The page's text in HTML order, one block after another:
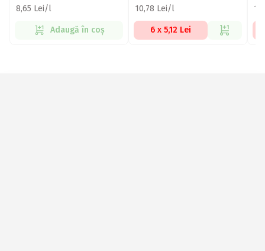
8,65 Lei/l
Adaugă în coș
10,78 Lei/l
6 x 5,12 Lei